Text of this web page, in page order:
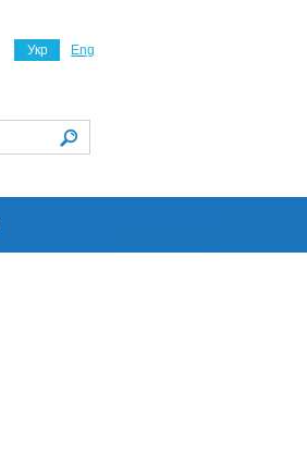
Укр Eng